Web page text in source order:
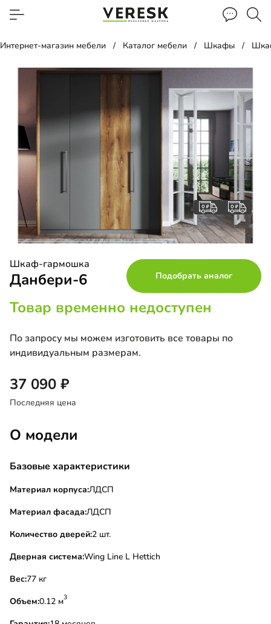
Интернет-магазин мебели Каталог мебели Шкафы
Подобрать аналог
Шкаф-гармошка
Данбери-6
Товар временно недоступен
По запросу мы можем изготовить все товары по
индивидуальным размерам.
37 090
Последняя цена
О модели
Базовые характеристики
Материал корпуса:ЛДСП
Материал фасада:ЛДСП
Количество дверей:2 шт.
Дверная система:Wing Line L Hettich
Вес:
77 кг
Объем:
0.12 м3